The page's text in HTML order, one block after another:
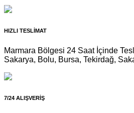
HIZLI TESLİMAT
Marmara Bölgesi 24 Saat İçinde
Sakarya, Bolu, Bursa, Tekirdağ,
7/24 ALIŞVERİŞ